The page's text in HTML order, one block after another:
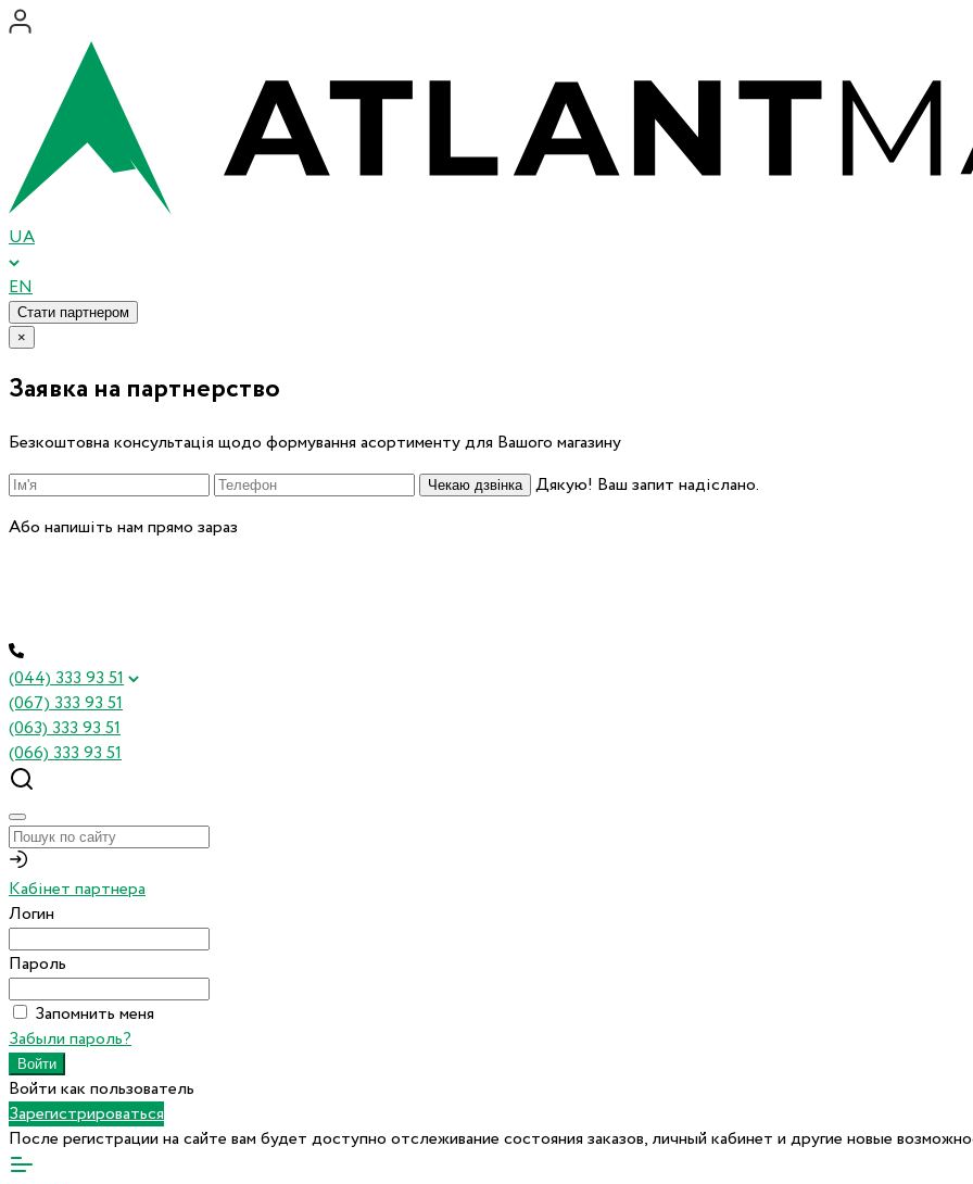
UA
EN
Стати партнером
×
Заявка на партнерство
Безкоштовна консультація щодо формування асортименту для Вашого магазину
Чекаю дзвінка
Дякую! Ваш запит надіслано.
Або напишіть нам прямо зараз
(044) 333 93 51
(067) 333 93 51
(063) 333 93 51
(066) 333 93 51
Кабінет партнера
Логин
Пароль
Запомнить меня
Забыли пароль?
Войти как пользователь
Зарегистрироваться
После регистрации на сайте вам будет доступно отслеживание состояния заказов, личный кабинет и другие новые